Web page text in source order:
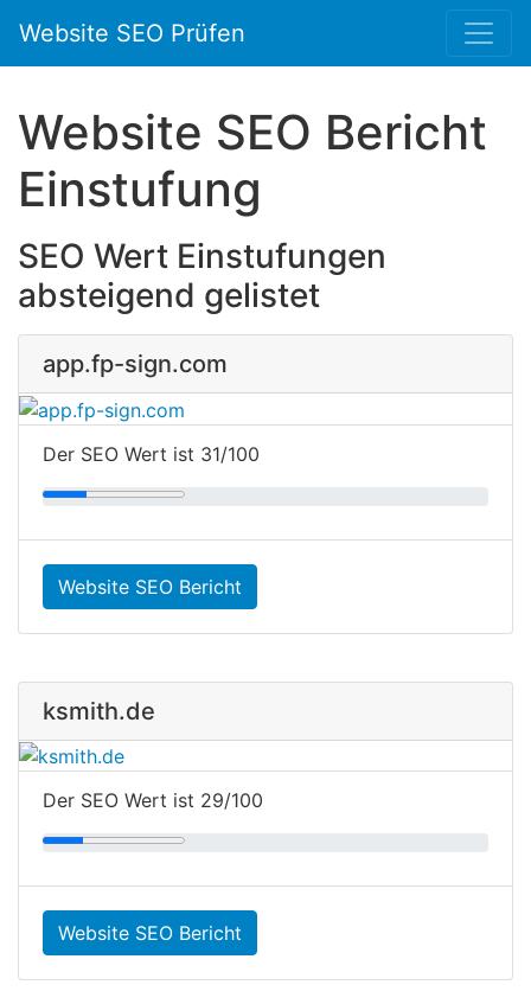
Website SEO Prüfen
Website SEO Bericht
Einstufung
SEO Wert Einstufungen
absteigend gelistet
app.fp-sign.com
Der SEO Wert ist 31/100
Website SEO Bericht
ksmith.de
Der SEO Wert ist 29/100
Website SEO Bericht